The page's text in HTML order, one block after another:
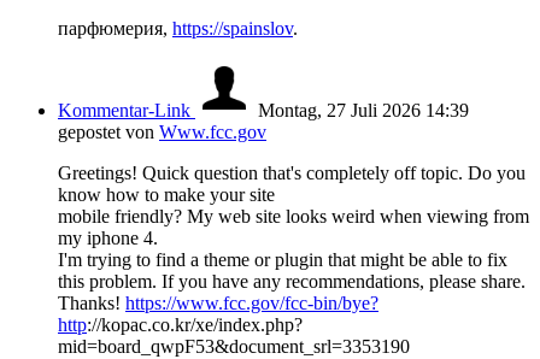
парфюмерия, https://spainslov.
Kommentar-Link
Montag, 27 Juli 2026 14:39
gepostet von Www.fcc.gov
Greetings! Quick question that's completely off topic. Do you
know how to make your site
mobile friendly? My web site looks weird when viewing from
my iphone 4.
I'm trying to find a theme or plugin that might be able to fix
this problem. If you have any recommendations, please share.
Thanks! https://www.fcc.gov/fcc-bin/bye?
http://kopac.co.kr/xe/index.php?
mid=board_qwpF53&document_srl=3353190